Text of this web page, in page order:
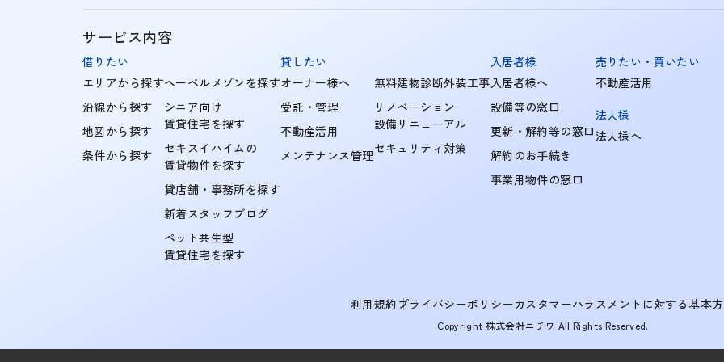
サービス内容
借りたい
エリアから探す
沿線から探す
地図から探す
条件から探す
ヘーベルメゾンを探す
シニア向け
賃貸住宅を探す
セキスイハイムの
賃貸物件を探す
貸店舗・事務所を探す
新着スタッフブログ
ペット共生型
賃貸住宅を探す
貸したい
オーナー様へ
受託・管理
不動産活用
メンテナンス管理
無料建物診断外装工事
リノベーション
設備リニューアル
セキュリティ対策
入居者様
入居者様へ
設備等の窓口
更新・解約等の窓口
解約のお手続き
事業用物件の窓口
売りたい・買いたい
不動産活用
法人様
法人様へ
利用規約 プライバシーポリシーカスタマーハラスメントに対する基本
Copyright 株式会社ニチワ All Rights Reserved.